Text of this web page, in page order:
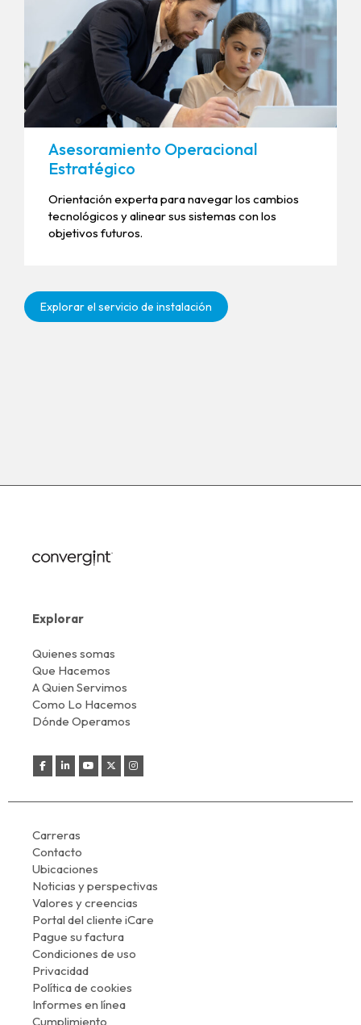
Asesoramiento Operacional
Estratégico
Orientación experta para navegar los cambios
tecnológicos y alinear sus sistemas con los
objetivos futuros.
Explorar el servicio de instalación
Explorar
Quienes somas
Que Hacemos
A Quien Servimos
Como Lo Hacemos
Dónde Operamos
Carreras
Contacto
Ubicaciones
Noticias y perspectivas
Valores y creencias
Portal del cliente iCare
Pague su factura
Condiciones de uso
Privacidad
Política de cookies
Informes en línea
Cumplimiento